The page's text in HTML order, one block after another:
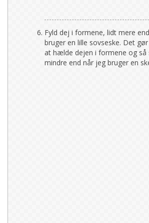
Fyld dej i formene, lidt mere
bruger en lille sovseske. Det
at hælde dejen i formene og så
mindre end når jeg bruger en